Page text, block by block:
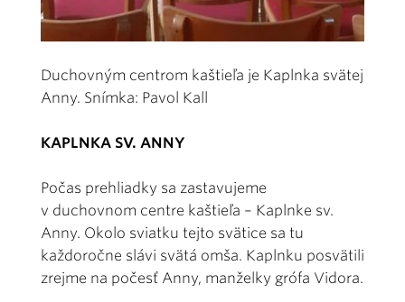
Duchovným centrom kaštieľa je Kaplnka svätej
Anny. Snímka: Pavol Kall
KAPLNKA SV. ANNY
Počas prehliadky sa zastavujeme
v duchovnom centre kaštieľa – Kaplnke sv.
Anny. Okolo sviatku tejto svätice sa tu
každoročne slávi svätá omša. Kaplnku posvätili
zrejme na počesť Anny, manželky grófa Vidora.